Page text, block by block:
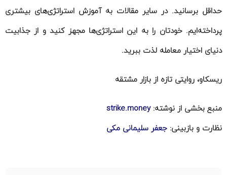
حداقل برسانید. در سایر مقالات به آموزش استراتژی‌های بیشتری
پرداخته‌ایم. خودتان را به این استراتژی‌ها مجهز کنید و از جذابیت
دنیای اختیار معامله لذت ببرید.
ریسکاو، روایتی تازه از بازار مشتقه
منبع بخشی از نوشته:strike.money
نظارت و بازبینی: جعفر سلیمانی مکی